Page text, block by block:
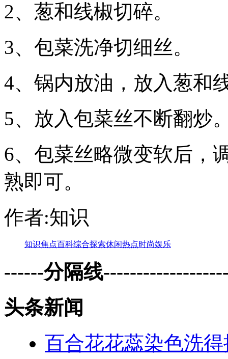
2、葱和线椒切碎。
3、包菜洗净切细丝。
4、锅内放油，放入葱和
5、放入包菜丝不断翻炒
6、包菜丝略微变软后，
熟即可。
作者:知识
知识焦点百科综合探索休闲热点时尚娱乐
------分隔线
头条新闻
百合花花蕊染色洗